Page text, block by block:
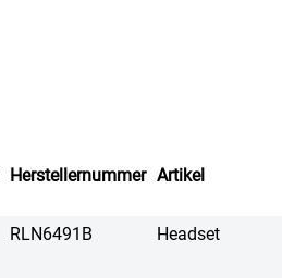
Herstellernummer Artikel
RLN6491B Headset